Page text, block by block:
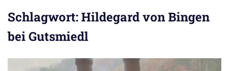
Schlagwort:Hildegard von Bingen
bei Gutsmiedl